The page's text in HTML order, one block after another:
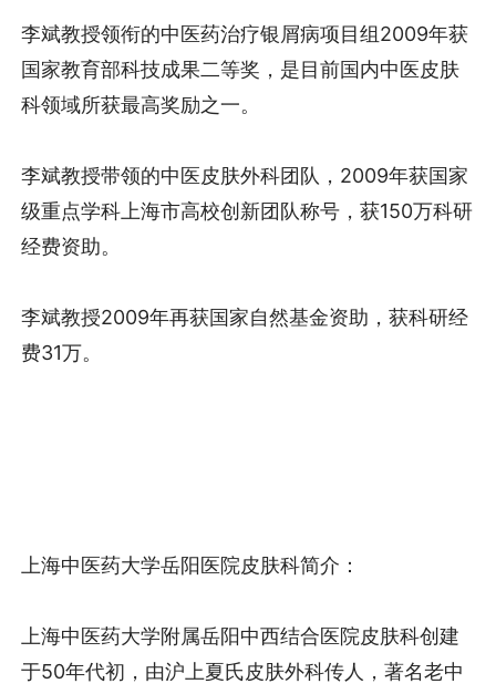
李斌教授领衔的中医药治疗银屑病项目组2009年获
国家教育部科技成果二等奖，是目前国内中医皮肤
科领域所获最高奖励之一。
李斌教授带领的中医皮肤外科团队，2009年获国家
级重点学科上海市高校创新团队称号，获150万科研
经费资助。
李斌教授2009年再获国家自然基金资助，获科研经
费31万。
上海中医药大学岳阳医院皮肤科简介：
上海中医药大学附属岳阳中西结合医院皮肤科创建
于50年代初，由沪上夏氏皮肤外科传人，著名老中